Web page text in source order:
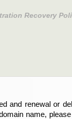
Recovery
and renewal or
name,
und die
sind und